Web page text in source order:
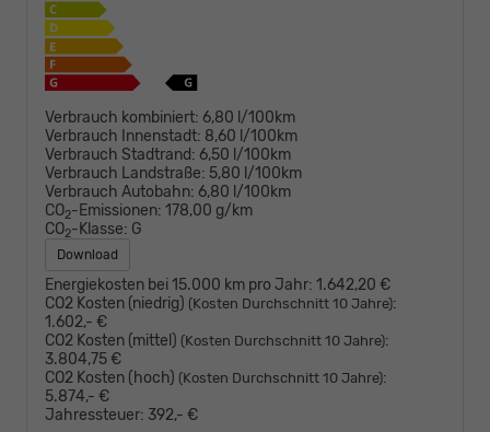
Verbrauch kombiniert: 6,80 l/100km
Verbrauch Innenstadt: 8,60 l/100km
Verbrauch Stadtrand: 6,50 l/100km
Verbrauch Landstraße: 5,80 l/100km
Verbrauch Autobahn: 6,80 l/100km
CO2-Emissionen: 178,00 g/km
CO2-Klasse: G
Download
Energiekosten bei 15.000 km pro Jahr: 1.642,20 €
CO2 Kosten (niedrig) (Kosten Durchschnitt 10 Jahre):
1.602,- €
CO2 Kosten (mittel) (Kosten Durchschnitt 10 Jahre):
3.804,75 €
CO2 Kosten (hoch) (Kosten Durchschnitt 10 Jahre):
5.874,- €
Jahressteuer: 392,- €